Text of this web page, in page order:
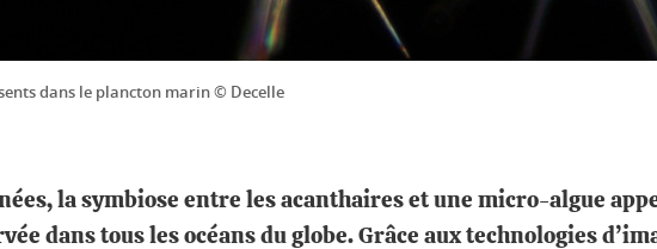
dans le plancton marin © Decelle
la symbiose entre les acanthaires et une micro-algue
dans tous les océans du globe. Grâce aux technologies